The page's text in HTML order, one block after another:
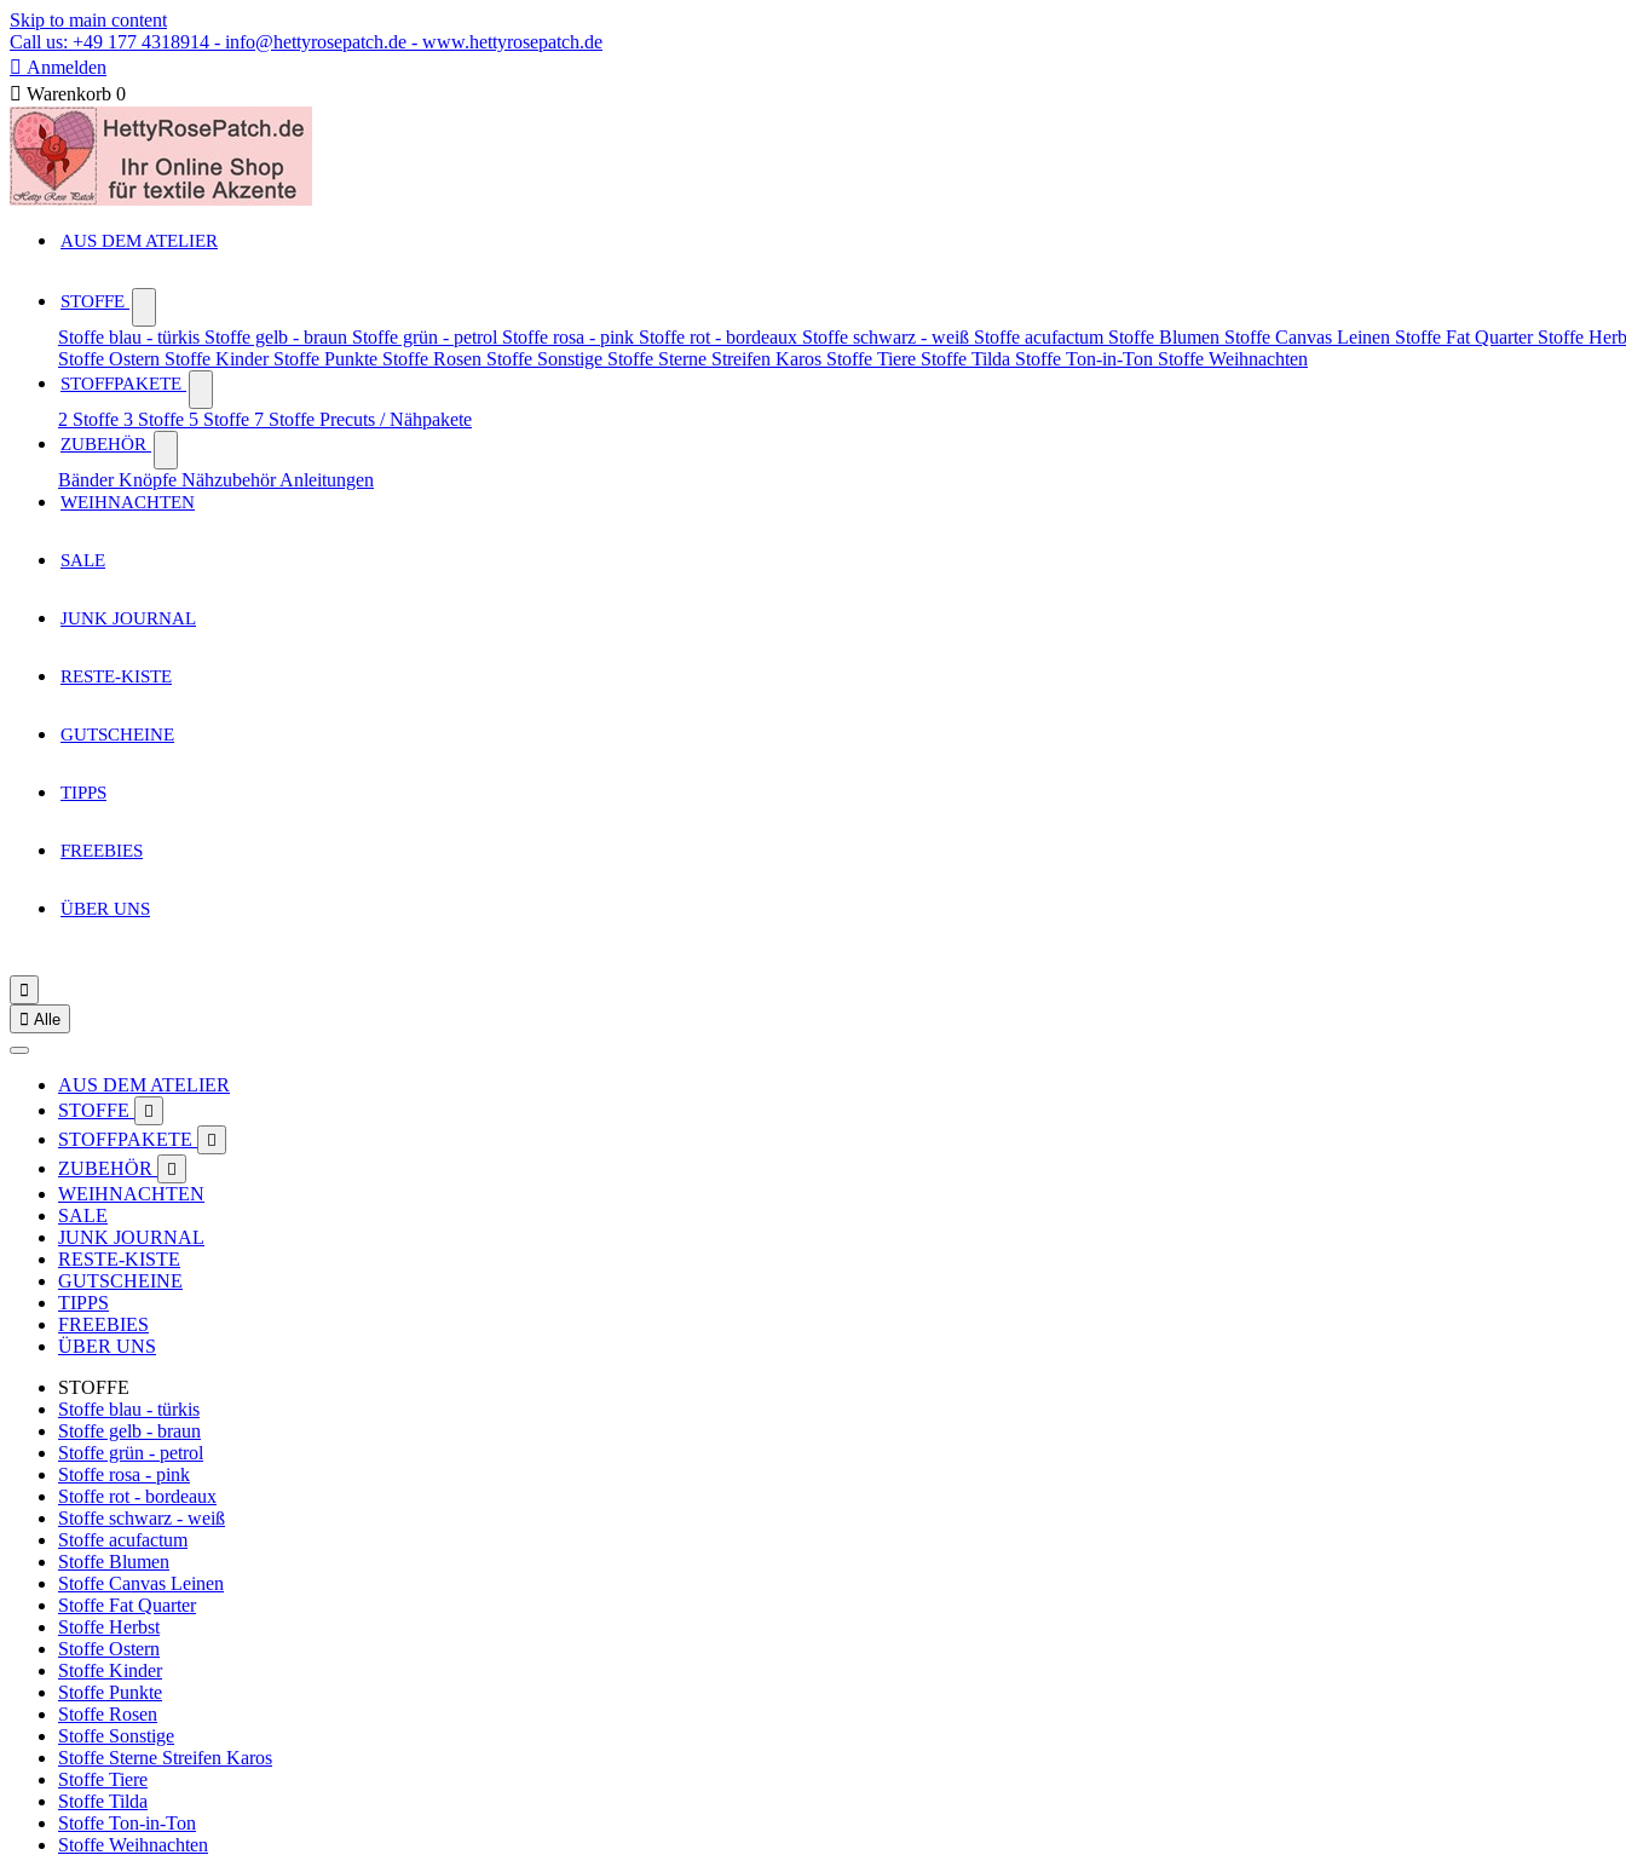
Skip to main content
Call us: +49 177 4318914 - info@hettyrosepatch.de - www.hettyrosepatch.de
 Anmelden
 Warenkorb 0
AUS DEM ATELIER
STOFFE
Stoffe blau - türkis Stoffe gelb - braun Stoffe grün - petrol Stoffe rosa - pink Stoffe rot - bordeaux Stoffe schwarz - weiß Stoffe acufactum Stoffe Blumen Stoffe Canvas Leinen Stoffe Fat Quarter Stoffe
Stoffe Ostern Stoffe Kinder Stoffe Punkte Stoffe Rosen Stoffe Sonstige Stoffe Sterne Streifen Karos Stoffe Tiere Stoffe Tilda Stoffe Ton-in-Ton Stoffe Weihnachten
STOFFPAKETE
2 Stoffe 3 Stoffe 5 Stoffe 7 Stoffe Precuts / Nähpakete
ZUBEHÖR
BänderKnöpfe NähzubehörAnleitungen
WEIHNACHTEN
SALE
JUNK JOURNAL
RESTE-KISTE
GUTSCHEINE
TIPPS
FREEBIES
ÜBER UNS

 Alle
AUS DEM ATELIER
STOFFE

STOFFPAKETE 
ZUBEHÖR 
WEIHNACHTEN
SALE
JUNK JOURNAL
RESTE-KISTE
GUTSCHEINE
TIPPS
FREEBIES
ÜBER UNS
STOFFE
Stoffe blau - türkis
Stoffe gelb - braun
Stoffe grün - petrol
Stoffe rosa - pink
Stoffe rot - bordeaux
Stoffe schwarz - weiß
Stoffe acufactum
Stoffe Blumen
Stoffe Canvas Leinen
Stoffe Fat Quarter
Stoffe Herbst
Stoffe Ostern
Stoffe Kinder
Stoffe Punkte
Stoffe Rosen
Stoffe Sonstige
Stoffe Sterne Streifen Karos
Stoffe Tiere
Stoffe Tilda
Stoffe Ton-in-Ton
Stoffe Weihnachten